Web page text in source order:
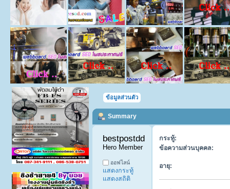
ข้อมูลส่วนตัว
Summary
Hero Member
ออฟไลน์
แสดงกระทู้
แสดงสถิติ
กระทู้:
ข้อความส่วนบุคคล:
อายุ: